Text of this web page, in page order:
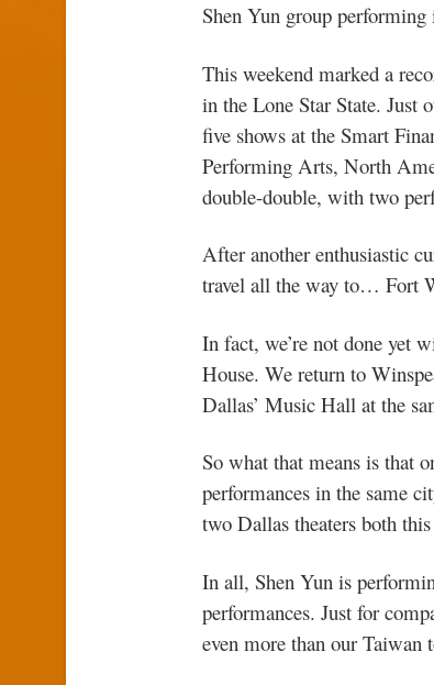
Shen Yun group performing
This weekend marked a
in the Lone Star State. Just
five shows at the Smart
Performing Arts, North
double-double, with two
After another enthusiastic
travel all the way to… Fort
In fact, we’re not done yet
House. We return to
Dallas’ Music Hall at the
So what that means is that
performances in the same
two Dallas theaters both
In all, Shen Yun is
performances. Just for
even more than our Taiwan